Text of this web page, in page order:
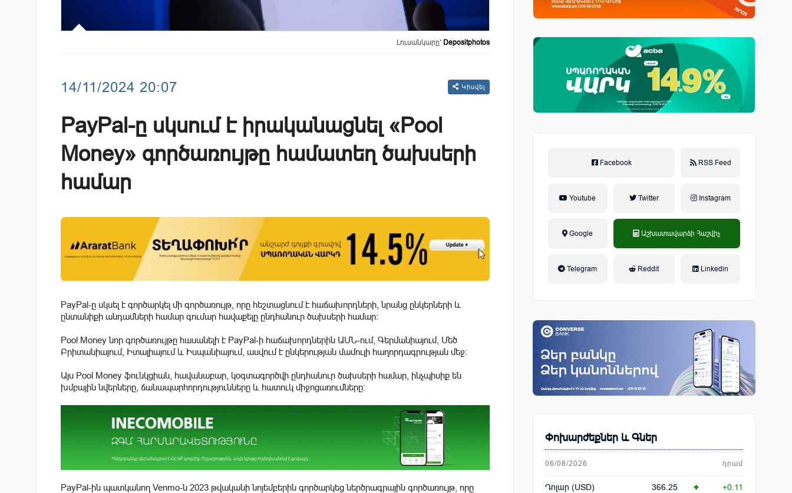
Լուսանկարը՝ Depositphotos
14/11/2024 20:07 Կիսվել
PayPal-ը սկսում է իրականացնել «Pool
Money» գործառույթը համատեղ ծախսերի
համար
PayPal-ը սկսել է գործարկել մի գործառույթ, որը հեշտացնում է հաճախորդների, նրանց ընկերների և
ընտանիքի անդամների համար գումար հավաքելը ընդհանուր ծախսերի համար:
Pool Money նոր գործառույթը հասանելի է PayPal-ի հաճախորդներին ԱՄՆ-ում, Գերմանիայում, Մեծ
Բրիտանիայում, Իտալիայում և Իսպանիայում, ասվում է ընկերության մամուլի հաղորդագրության մեջ:
Այս Pool Money ֆունկցիան, հավանաբար, կօգտագործվի ընդհանուր ծախսերի համար, ինչպիսիք են
խմբային նվերները, ճանապարհորդությունները և հատուկ միջոցառումները:
PayPal-ին պատկանող Venmo-ն 2023 թվականի նոյեմբերին գործարկեց ներծրագրային գործառույթ, որը
Facebook RSS Feed
Youtube Twitter Instagram
Google Աշխատավարձի Հաշվիչ
Telegram Reddit Linkedin
Փոխարժեքներ և Գներ
06/08/2026 դրամ
Դոլար (USD) 366.25 +0.11